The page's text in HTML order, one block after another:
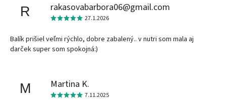
R rakasovabarbora06@gmail.com
27.1.2026
Balík prišiel veľmi rýchlo, dobre zabalený.. v nutri som mala aj
darček super som spokojná:)
M Martina K.
7.11.2025